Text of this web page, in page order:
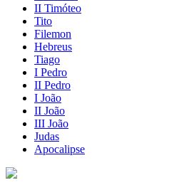
II Timóteo
Tito
Filemon
Hebreus
Tiago
I Pedro
II Pedro
I João
II João
III João
Judas
Apocalipse